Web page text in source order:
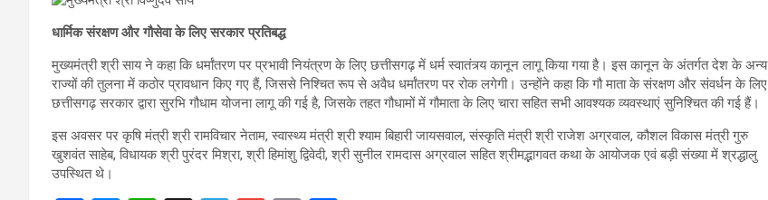
धार्मिक संरक्षण और गौसेवा के लिए सरकार प्रतिबद्ध
मुख्यमंत्री श्री साय ने कहा कि धर्मांतरण पर प्रभावी नियंत्रण के लिए छत्तीसगढ़ में धर्म स्वातंत्र्य कानून लागू किया गया है। इस कानून के अंतर्गत देश के अन्य
राज्यों की तुलना में कठोर प्रावधान किए गए हैं, जिससे निश्चित रूप से अवैध धर्मांतरण पर रोक लगेगी। उन्होंने कहा कि गौ माता के संरक्षण और संवर्धन के लिए
छत्तीसगढ़ सरकार द्वारा सुरभि गौधाम योजना लागू की गई है, जिसके तहत गौधामों में गौमाता के लिए चारा सहित सभी आवश्यक व्यवस्थाएं सुनिश्चित की गई हैं।
इस अवसर पर कृषि मंत्री श्री रामविचार नेताम, स्वास्थ्य मंत्री श्री श्याम बिहारी जायसवाल, संस्कृति मंत्री श्री राजेश अग्रवाल, कौशल विकास मंत्री गुरु
खुशवंत साहेब, विधायक श्री पुरंदर मिश्रा, श्री हिमांशु द्विवेदी, श्री सुनील रामदास अग्रवाल सहित श्रीमद्भागवत कथा के आयोजक एवं बड़ी संख्या में श्रद्धालु
उपस्थित थे।